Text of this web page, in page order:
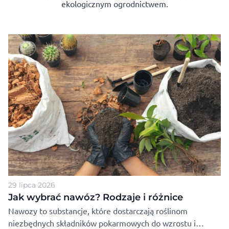
ekologicznym ogrodnictwem.
29 lipca 2026
Jak wybrać nawóz? Rodzaje i różnice
Nawozy to substancje, które dostarczają roślinom
niezbędnych składników pokarmowych do wzrostu i